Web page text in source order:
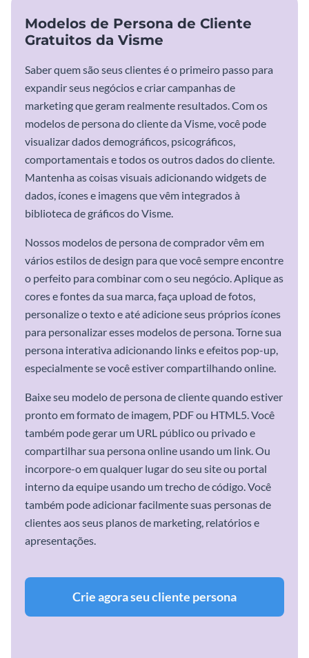
Modelos de Persona de Cliente
Gratuitos da Visme
Saber quem são seus clientes é o primeiro passo para
expandir seus negócios e criar campanhas de
marketing que geram realmente resultados. Com os
modelos de persona do cliente da Visme, você pode
visualizar dados demográficos, psicográficos,
comportamentais e todos os outros dados do cliente.
Mantenha as coisas visuais adicionando widgets de
dados, ícones e imagens que vêm integrados à
biblioteca de gráficos do Visme.
Nossos modelos de persona de comprador vêm em
vários estilos de design para que você sempre encontre
o perfeito para combinar com o seu negócio. Aplique as
cores e fontes da sua marca, faça upload de fotos,
personalize o texto e até adicione seus próprios ícones
para personalizar esses modelos de persona. Torne sua
persona interativa adicionando links e efeitos pop-up,
especialmente se você estiver compartilhando online.
Baixe seu modelo de persona de cliente quando estiver
pronto em formato de imagem, PDF ou HTML5. Você
também pode gerar um URL público ou privado e
compartilhar sua persona online usando um link. Ou
incorpore-o em qualquer lugar do seu site ou portal
interno da equipe usando um trecho de código. Você
também pode adicionar facilmente suas personas de
clientes aos seus planos de marketing, relatórios e
apresentações.
Crie agora seu cliente persona